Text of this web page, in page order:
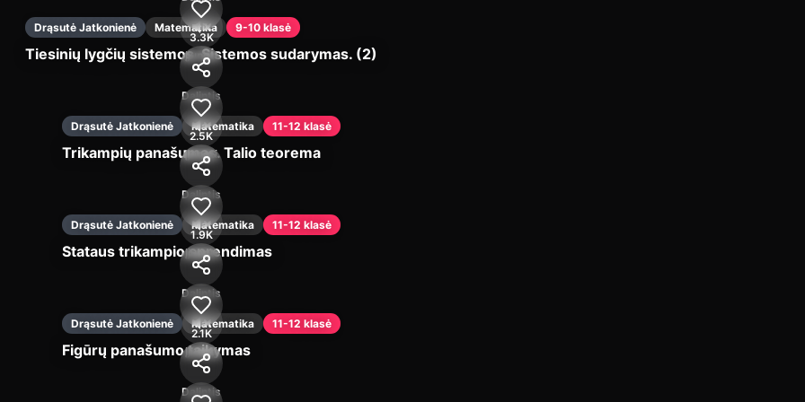
Įjungti
Drąsutė Jatkonienė Matematika 9-10 klasė
Tiesinių lygčių sistemos. Sistemos sudarymas. (2)
3.3K
Dalintis
Įjungti
Drąsutė Jatkonienė Matematika 11-12 klasė
Trikampių panašumas. Talio teorema
2.5K
Dalintis
Įjungti
Drąsutė Jatkonienė Matematika 11-12 klasė
Stataus trikampio sprendimas
1.9K
Dalintis
Įjungti
Drąsutė Jatkonienė Matematika 11-12 klasė
Figūrų panašumo taikymas
2.1K
Dalintis